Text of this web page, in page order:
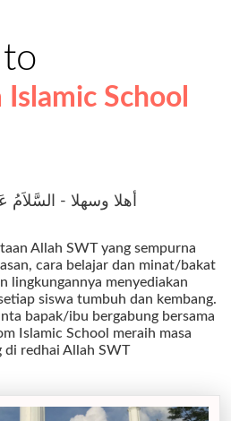
School
أهلا وسهلا - السَّلاَمُ
Allah SWT yang sempurna
cara belajar dan minat/bakat
lingkungannya menyediakan
siswa tumbuh dan kembang.
bapak/ibu bergabung bersama
Islamic School meraih masa
di redhai Allah SWT